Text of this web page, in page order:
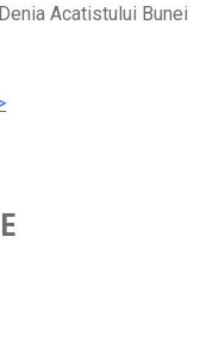
Acatistului Bunei